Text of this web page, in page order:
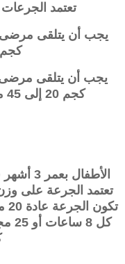
تعتمد
كجم
كجم 20 إلى 45 مجم / كجم كل 8 أو 12 ساعة
تعتمد الجرعة على